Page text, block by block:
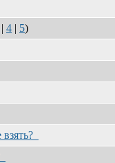
| 4 | 5)